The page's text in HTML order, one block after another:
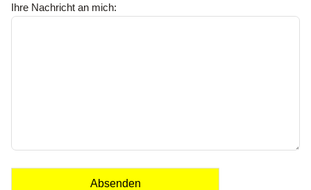
Ihre Nachricht an mich:
Absenden